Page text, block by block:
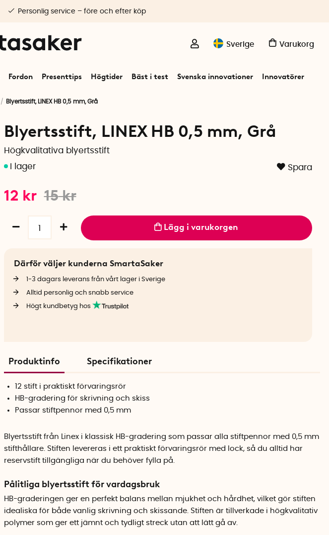
Sverige Varukorg
Fordon Presenttips Högtider Bäst i test Svenska innovationer Innovatörer
Personlig service – före och efter köp
Blyertsstift, LINEX HB 0,5 mm, Grå
Blyertsstift, LINEX HB 0,5 mm, Grå
Högkvalitativa blyertsstift
Spara
15kr
12 kr
Lägg i varukorgen
Därför väljer kunderna SmartaSaker
1-3 dagars leverans från vårt lager i Sverige
Alltid personlig och snabb service
Högt kundbetyg hos
Produktinfo Specifikationer
12 stift i praktiskt förvaringsrör
HB-gradering för skrivning och skiss
Passar stiftpennor med 0,5 mm
Blyertsstift från Linex i klassisk HB-gradering som passar alla stiftpennor med 0,5 mm
stifthållare. Stiften levereras i ett praktiskt förvaringsrör med lock, så du alltid har
reservstift tillgängliga när du behöver fylla på.
Pålitliga blyertsstift för vardagsbruk
HB-graderingen ger en perfekt balans mellan mjukhet och hårdhet, vilket gör stiften
idealiska för både vanlig skrivning och skissande. Stiften är tillverkade i högkvalitativ
polymer som ger ett jämnt och tydligt streck utan att lätt gå av.